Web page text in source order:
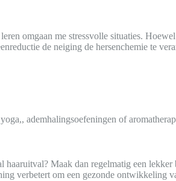
omgaan me stressvolle situaties.
de neiging de hersenchemie te
ademhalingsoefeningen of
haaruitval? Maak dan regelmatig een
verbetert om een gezonde ontwikkeling